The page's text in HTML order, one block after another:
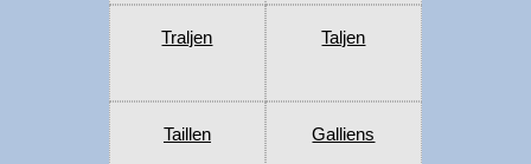
Traljen Taljen
Taillen Galliens